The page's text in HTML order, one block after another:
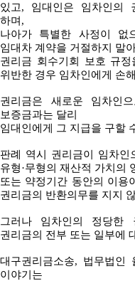
있고, 임대인은 임차인의
하며,
나아가 특별한 사정이 없
임대차 계약을 거절하지 말
권리금 회수기회 보호 규
위반한 경우 임차인에게 손
권리금은 새로운 임차인
보증금과는 달리
임대인에게 그 지급을 구할
판례 역시 권리금이 임차인
유형·무형의 재산적 가치의
또는 약정기간 동안의 이용
권리금의 반환의무를 지지
그러나 임차인의 정당한
권리금의 전부 또는 일부에
대구권리금소송, 법무법인
이야기는